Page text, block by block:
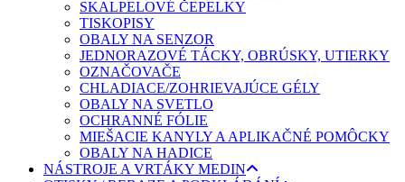
SKALPELOVÉ ČEPELKY
TISKOPISY
OBALY NA SENZOR
JEDNORAZOVÉ TÁCKY, OBRÚSKY, UTIERKY
OZNAČOVAČE
CHLADIACE/ZOHRIEVAJÚCE GÉLY
OBALY NA SVETLO
OCHRANNÉ FÓLIE
MIEŠACIE KANYLY A APLIKAČNÉ POMÔCKY
OBALY NA HADICE
NÁSTROJE A VRTÁKY MEDIN